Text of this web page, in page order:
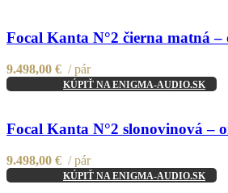
Quick view
Focal Kanta N°2 čierna matná –
9.498,00 € pár
KÚPIŤ NA ENIGMA-AUDIO.SK
Quick view
Focal Kanta N°2 slonovinová –
9.498,00 € pár
KÚPIŤ NA ENIGMA-AUDIO.SK